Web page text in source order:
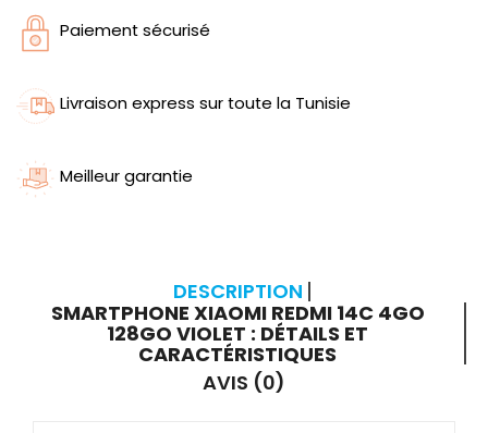
Paiement sécurisé
Livraison express sur toute la Tunisie
Meilleur garantie
DESCRIPTION
SMARTPHONE XIAOMI REDMI 14C 4GO
128GO VIOLET : DÉTAILS ET
CARACTÉRISTIQUES
AVIS (0)